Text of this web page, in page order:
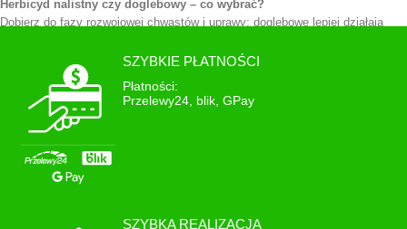
Herbicyd nalistny czy doglebowy – co wybrać?
Dobierz do fazy rozwojowej chwastów i uprawy: doglebowe lepiej działają
kieruj się etykietą i oknem pogodowym.
Jak optymalizować koszty ochrony?
Planuj zabiegi pod prognozę pogody, łącz środki zgodnie z etykietą i rotuj
substancje czynne, aby ograniczyć odporność agrofagów i zmniejszyć presję
chorób oraz chwastów.
Agrido.pl – Twój sklep rolniczy. Zadbaj o zdrowe plony dzięki właściwie
jednej, wygodnej dostawie.
SZYBKIE PŁATNOŚCI
Płatności:
Przelewy24, blik, GPay
SZYBKA REALIZACJA